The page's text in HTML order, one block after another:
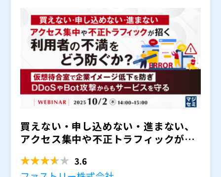
音や意図”を捉えきれず、具体的な改善提案に結び付け
られていないのが現状です。
とつなげることが可能になります。 当日は、類似する
データ収集・分析ツールとの違いについても解説すると
ともに、実際の操作画面と長文レビューを用いたデモン
ストレーションを実施。AIが顧客の感情や意図をどのよ
うに読み取り、品質改善を継続的に支援するのかを体感
いただけます。
株式会社オープンソース活用研究所（）
マジセミ株式会社（）
※共催、協賛、協力、講演企業は将来的に追加、削除さ
れる可能性があります。
買えない・申し込めない・進まない、
アクセス集中や不正トラフィックが招
3.6